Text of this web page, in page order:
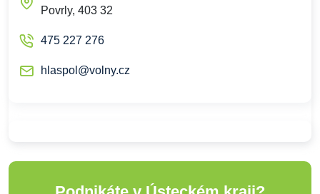
Povrly, 403 32
475 227 276
hlaspol@volny.cz